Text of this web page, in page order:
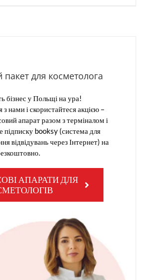
для косметолога
бізнес у Польщі на ура!
з нами і скористайтеся акцією –
апарат разом з терміналом і
підписку booksy (система для
відвідувань через Інтернет) на
АПАРАТИ ДЛЯ